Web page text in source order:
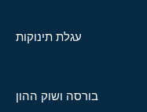
עגלת תינוקות
בורסה ושוק ההון